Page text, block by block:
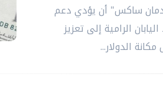
ساكس" أن يؤدي دعم
الرامية إلى تعزيز
الدولار...